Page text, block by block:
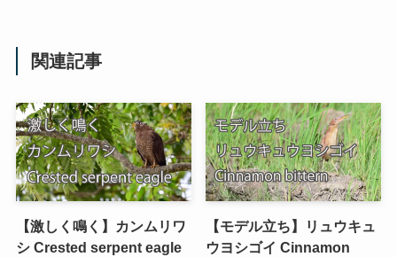
関連記事
【激しく鳴く】カンムリワ
シ Crested serpent eagle
【モデル立ち】リュウキュ
ウヨシゴイ Cinnamon